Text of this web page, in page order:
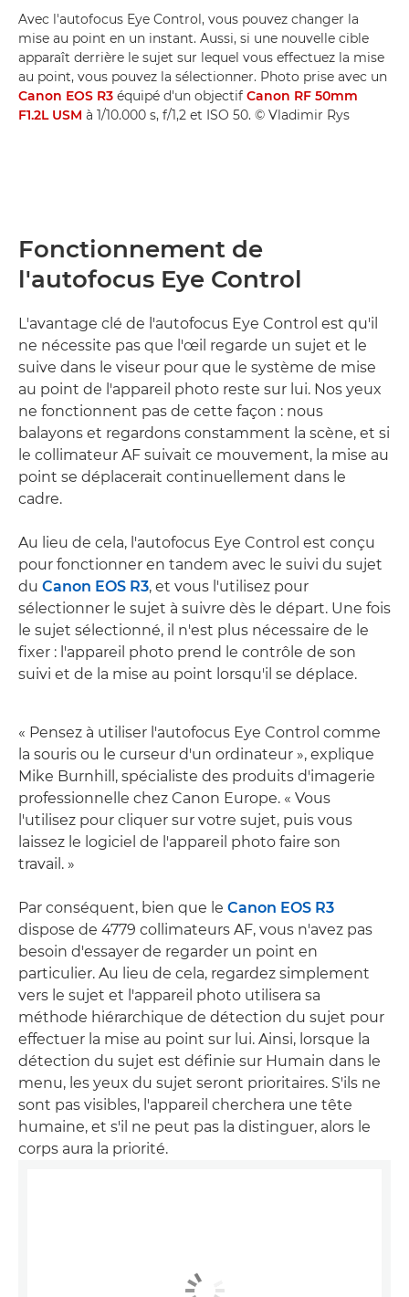
Avec l'autofocus Eye Control, vous pouvez changer la
mise au point en un instant. Aussi, si une nouvelle cible
apparaît derrière le sujet sur lequel vous effectuez la mise
au point, vous pouvez la sélectionner. Photo prise avec un
Canon EOS R3 équipé d'un objectif Canon RF 50mm
F1.2L USM à 1/10.000 s, f/1,2 et ISO 50. © Vladimir Rys
Fonctionnement de
l'autofocus Eye Control
L'avantage clé de l'autofocus Eye Control est qu'il
ne nécessite pas que l'œil regarde un sujet et le
suive dans le viseur pour que le système de mise
au point de l'appareil photo reste sur lui. Nos yeux
ne fonctionnent pas de cette façon : nous
balayons et regardons constamment la scène, et si
le collimateur AF suivait ce mouvement, la mise au
point se déplacerait continuellement dans le
cadre.
Au lieu de cela, l'autofocus Eye Control est conçu
pour fonctionner en tandem avec le suivi du sujet
du Canon EOS R3, et vous l'utilisez pour
sélectionner le sujet à suivre dès le départ. Une fois
le sujet sélectionné, il n'est plus nécessaire de le
fixer : l'appareil photo prend le contrôle de son
suivi et de la mise au point lorsqu'il se déplace.
« Pensez à utiliser l'autofocus Eye Control comme
la souris ou le curseur d'un ordinateur », explique
Mike Burnhill, spécialiste des produits d'imagerie
professionnelle chez Canon Europe. « Vous
l'utilisez pour cliquer sur votre sujet, puis vous
laissez le logiciel de l'appareil photo faire son
travail. »
Par conséquent, bien que le Canon EOS R3
dispose de 4779 collimateurs AF, vous n'avez pas
besoin d'essayer de regarder un point en
particulier. Au lieu de cela, regardez simplement
vers le sujet et l'appareil photo utilisera sa
méthode hiérarchique de détection du sujet pour
effectuer la mise au point sur lui. Ainsi, lorsque la
détection du sujet est définie sur Humain dans le
menu, les yeux du sujet seront prioritaires. S'ils ne
sont pas visibles, l'appareil cherchera une tête
humaine, et s'il ne peut pas la distinguer, alors le
corps aura la priorité.